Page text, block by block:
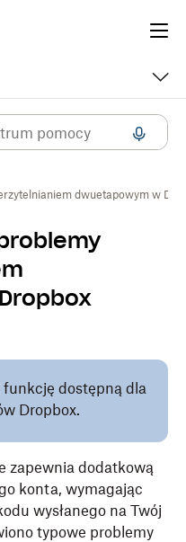
dwuetapowym w
dostępną dla
Dropbox.
zapewnia dodatkową
konta, wymagając
wysłanego na Twój
typowe problemy